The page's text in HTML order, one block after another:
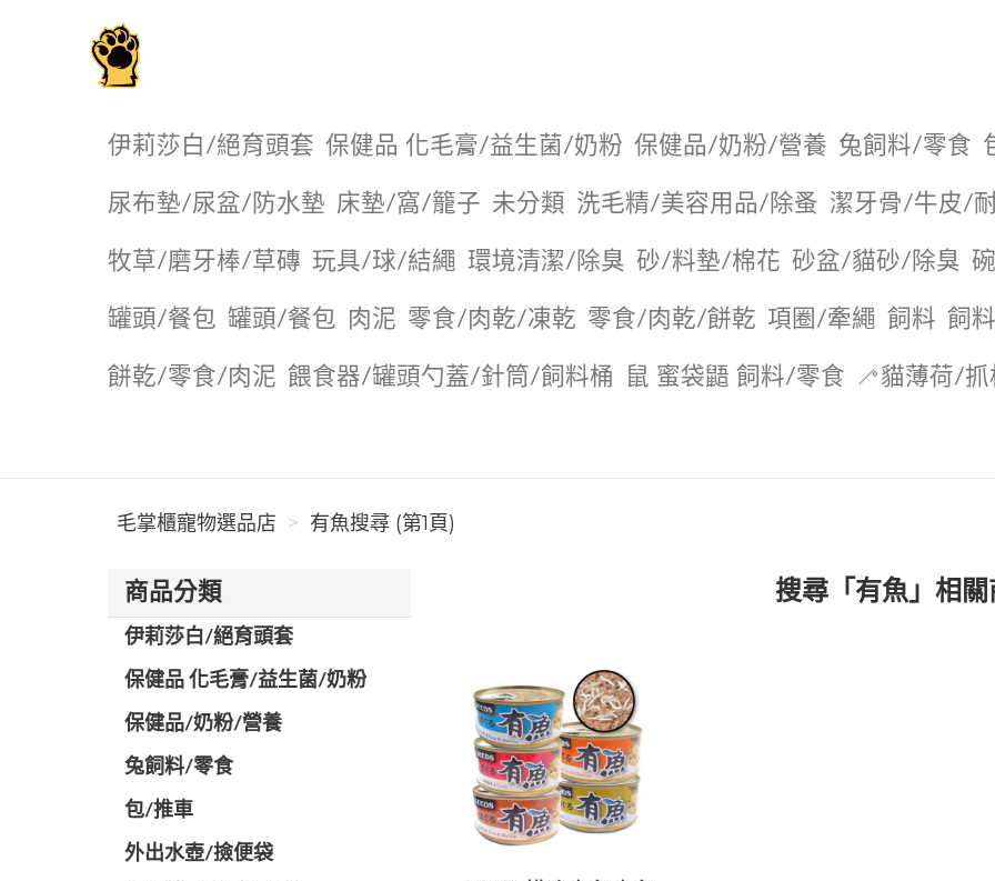
伊莉莎白/絕育頭套 保健品 化毛膏/益生菌/奶粉 保健品/奶粉/營養 兔飼料/零食
尿布墊/尿盆/防水墊 ️床墊/窩/籠子 未分類 洗毛精/美容用品/除蚤 潔牙骨/牛皮/
牧草/磨牙棒/草磚 玩具/球/結繩 環境清潔/除臭 砂/料墊/棉花 砂盆/貓砂/除臭
罐頭/餐包 罐頭/餐包 肉泥 零食/肉乾/凍乾 零食/肉乾/餅乾 項圈/牽繩 飼料 飼
餅乾/零食/肉泥 餵食器/罐頭勺蓋/針筒/飼料桶 鼠 蜜袋鼯 飼料/零食 🦯貓薄荷/
毛掌櫃寵物選品店 有魚搜尋 (第1頁)
商品分類
伊莉莎白/絕育頭套
保健品 化毛膏/益生菌/奶粉
保健品/奶粉/營養
兔飼料/零食
包/推車
外出水壺/撿便袋
搜尋「有魚」相關